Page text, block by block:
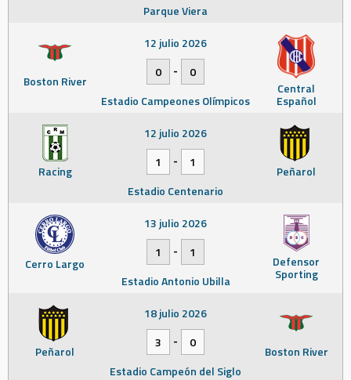
Parque Viera
Boston River Central
Español
12 julio 2026
0
-
0
Estadio Campeones Olímpicos
Racing Peñarol
12 julio 2026
1
-
1
Estadio Centenario
Cerro Largo Defensor
Sporting
13 julio 2026
1
-
1
Estadio Antonio Ubilla
Peñarol Boston River
18 julio 2026
3
-
0
Estadio Campeón del Siglo